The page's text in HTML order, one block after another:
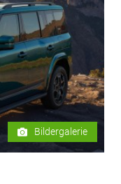
Bildergalerie